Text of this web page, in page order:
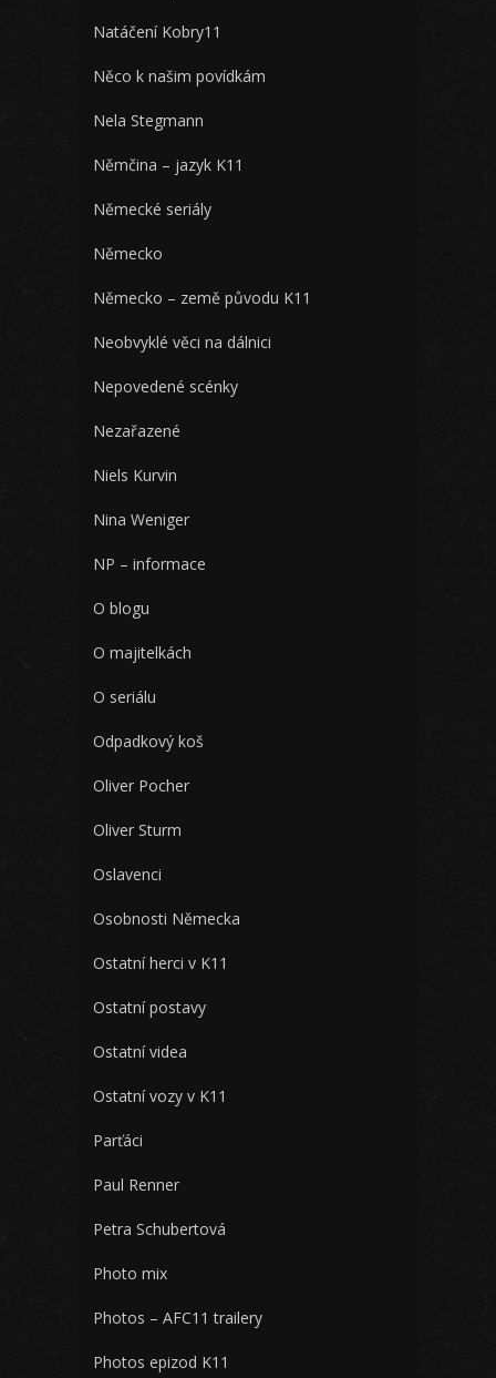
Natáčení Kobry11
Něco k našim povídkám
Nela Stegmann
Němčina – jazyk K11
Německé seriály
Německo
Německo – země původu K11
Neobvyklé věci na dálnici
Nepovedené scénky
Nezařazené
Niels Kurvin
Nina Weniger
NP – informace
O blogu
O majitelkách
O seriálu
Odpadkový koš
Oliver Pocher
Oliver Sturm
Oslavenci
Osobnosti Německa
Ostatní herci v K11
Ostatní postavy
Ostatní videa
Ostatní vozy v K11
Parťáci
Paul Renner
Petra Schubertová
Photo mix
Photos – AFC11 trailery
Photos epizod K11